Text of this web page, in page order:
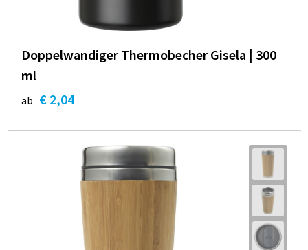
Doppelwandiger Thermobecher Gisela | 300
ml
ab € 2,04